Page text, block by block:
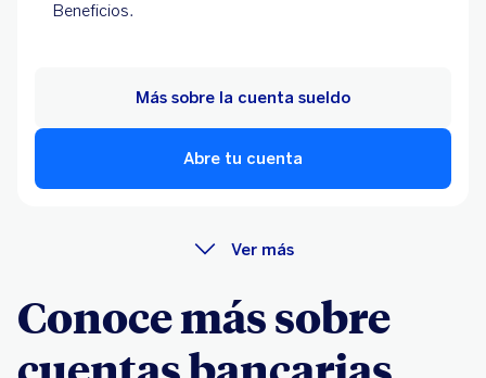
Beneficios.
Abre tu cuenta
Más sobre la cuenta sueldo
Ver más
Conoce más sobre